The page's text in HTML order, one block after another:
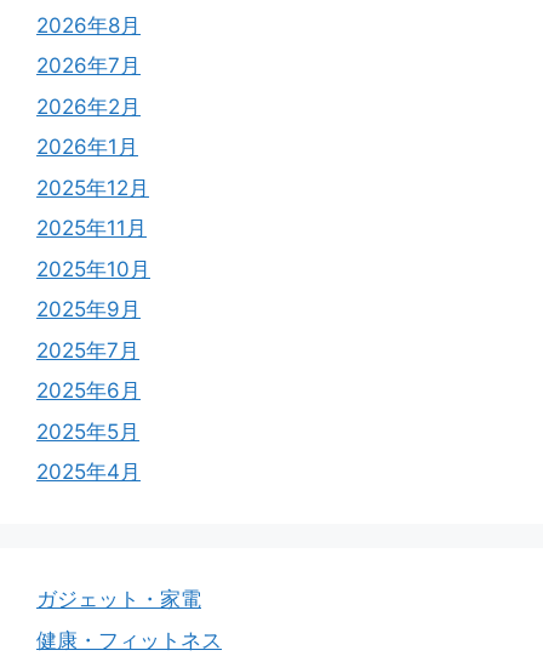
2026年8月
2026年7月
2026年2月
2026年1月
2025年12月
2025年11月
2025年10月
2025年9月
2025年7月
2025年6月
2025年5月
2025年4月
ガジェット・家電
健康・フィットネス